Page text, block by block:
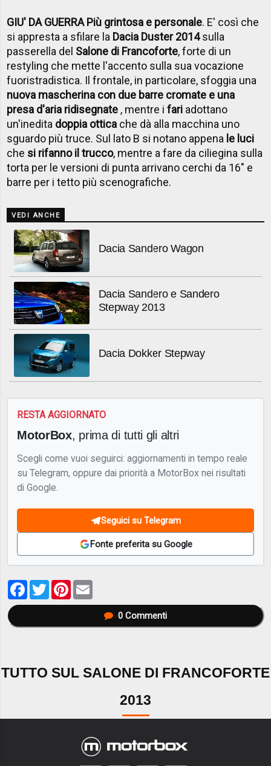
GIU' DA GUERRA Più grintosa e personale. E' così che
si appresta a sfilare la Dacia Duster 2014sulla
passerella del Salone di Francoforte, forte di un
restyling che mette l'accento sulla sua vocazione
fuoristradistica. Il frontale, in particolare, sfoggia una
nuova mascherina con due barre cromate e una
presa d'aria ridisegnate , mentre ifari adottano
un'inedita doppia ottica che dà alla macchina uno
sguardo più truce. Sul lato B si notano appena le luci
che si rifanno il trucco, mentre a fare da ciliegina sulla
torta per le versioni di punta arrivano cerchi da 16" e
barre per i tetto più scenografiche.
VEDI ANCHE
Dacia Sandero Wagon
Dacia Sandero e Sandero
Stepway 2013
Dacia Dokker Stepway
RESTA AGGIORNATO
MotorBox, prima di tutti gli altri
Scegli come vuoi seguirci: aggiornamenti in tempo reale
su Telegram, oppure dai priorità a MotorBox nei risultati
di Google.
Seguici su Telegram
Fonte preferita su Google
Facebook
TwitterPinterest
0Commenti
TUTTO SUL SALONE DI FRANCOFORTE
2013